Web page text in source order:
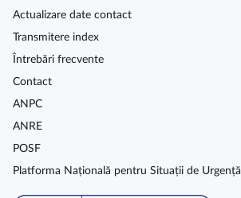
Actualizare date contact
Transmitere index
Întrebări frecvente
Contact
ANPC
ANRE
POSF
Platforma Națională pentru Situații de Urgență